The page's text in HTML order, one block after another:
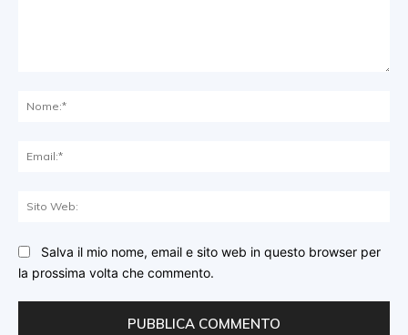
Salva il mio nome, email e sito web in questo browser per
la prossima volta che commento.